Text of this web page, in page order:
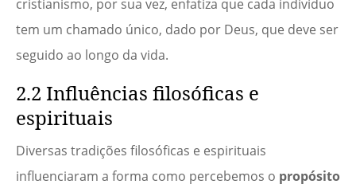
cristianismo, por sua vez, enfatiza que cada indivíduo
tem um chamado único, dado por Deus, que deve ser
seguido ao longo da vida.
2.2 Influências filosóficas e
espirituais
Diversas tradições filosóficas e espirituais
influenciaram a forma como percebemos o propósito